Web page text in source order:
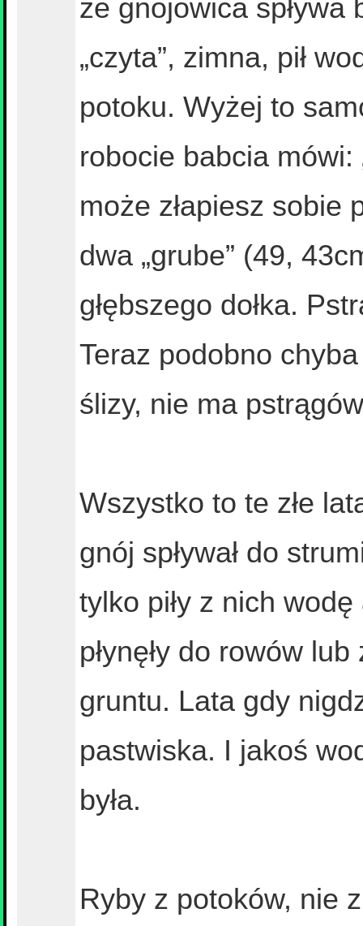
że gnojowica
„czyta”, zimna, pił
potoku. Wyżej to
robocie babcia mówi:
może złapiesz sobie
dwa „grube” (49,
głębszego dołka.
Teraz podobno
ślizy, nie ma
Wszystko to te złe
gnój spływał do
tylko piły z nich
płynęły do rowów
gruntu. Lata gdy
pastwiska. I jakoś
była.
Ryby z potoków, nie